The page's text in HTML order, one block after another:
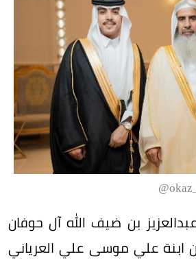
بن ضيف الله آل حوفان
ابنة علي موسى علي العرياني